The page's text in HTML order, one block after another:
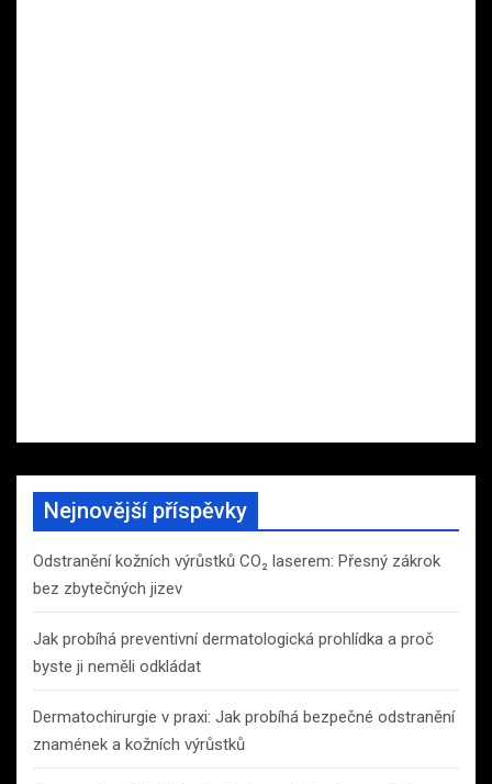
Nejnovější příspěvky
Odstranění kožních výrůstků CO₂ laserem: Přesný zákrok
bez zbytečných jizev
Jak probíhá preventivní dermatologická prohlídka a proč
byste ji neměli odkládat
Dermatochirurgie v praxi: Jak probíhá bezpečné odstranění
znamének a kožních výrůstků